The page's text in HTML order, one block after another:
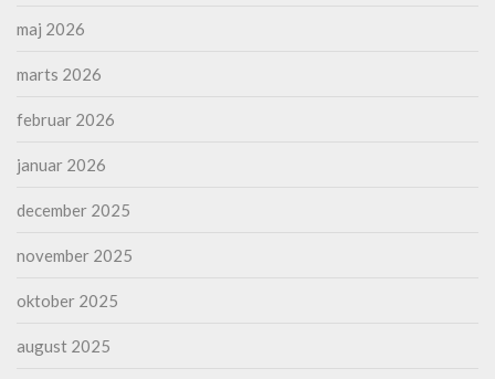
maj 2026
marts 2026
februar 2026
januar 2026
december 2025
november 2025
oktober 2025
august 2025